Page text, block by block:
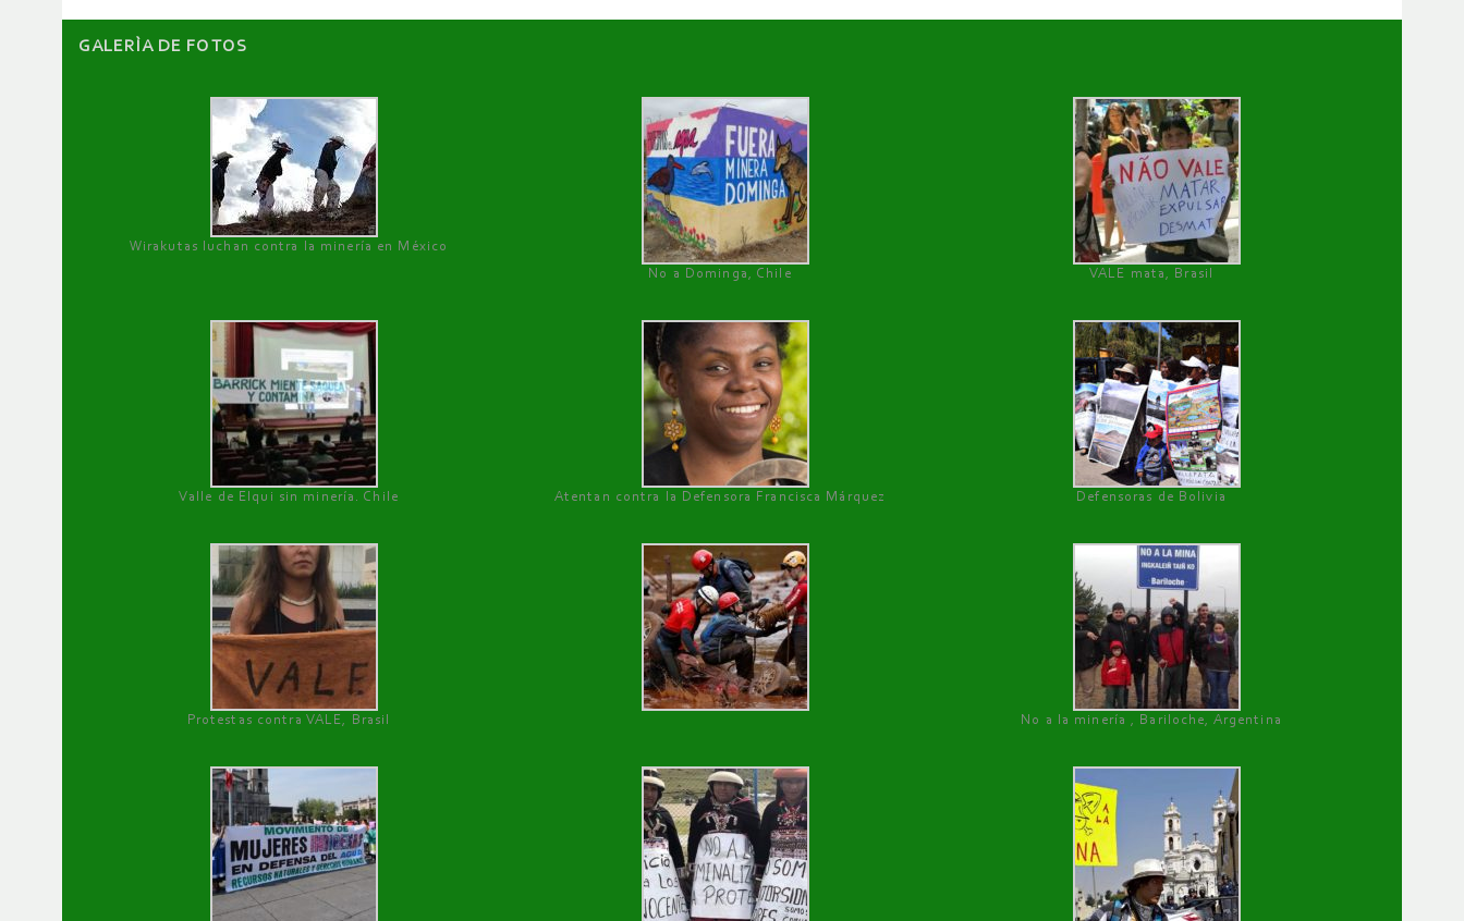
GALERÌA DE FOTOS
Wirakutas luchan contra la minería en México
No a Dominga, Chile
VALE mata, Brasil
Valle de Elqui sin minería. Chile Atentan contra la Defensora Francisca Márquez Defensoras de Bolivia
Protestas contra VALE, Brasil No a la minería , Bariloche, Argentina